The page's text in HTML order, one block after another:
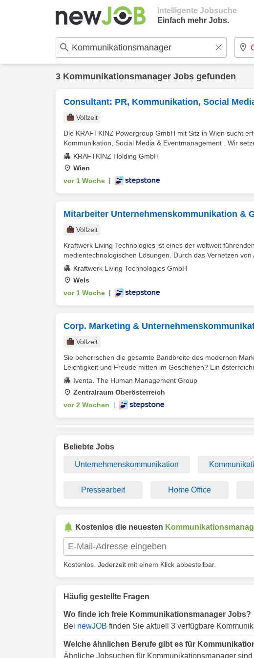
Intelligente Jobsuche
Einfach mehr Jobs.
3 Kommunikationsmanager Jobs gefunden
Consultant: PR, Kommunikation, Social
Vollzeit
Die KRAFTKINZ Powergroup GmbH mit Sitz in Wien sucht
Kommunikation, Social Media & Eventmanagement . Wir
KRAFTKINZ Holding GmbH
Wien
vor 1 Woche
Mitarbeiter Unternehmenskommunikation &
Vollzeit
Kraftwerk Living Technologies ist eines der weltweit
medientechnologischen Lösungen. Durch das Vernetzen von
Kraftwerk Living Technologies GmbH
Wels
vor 1 Woche
Corp. Marketing &
Vollzeit
Sie beherrschen die gesamte Bandbreite des modernen
Leichtigkeit und Freude mitten im Geschehen? Ein
Iventa. The Human Management Group
Zentralraum Oberösterreich
vor 2 Wochen
Beliebte Jobs
Unternehmenskommunikation
Pressearbeit Home Office
Kostenlos die neuesten
Kostenlos. Jederzeit mit einem Klick abbestellbar.
Häufig gestellte Fragen
Wo finde ich freie Kommunikationsmanager Jobs?
Bei newJOB finden Sie aktuell 3 verfügbare
Welche ähnlichen Berufe gibt es für
Ähnliche Jobsuchen für Kommunikationsmanager sind